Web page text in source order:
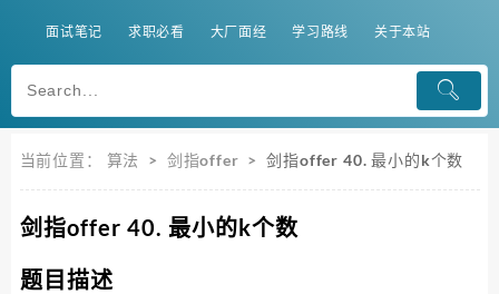
面试笔记 求职必看 大厂面经 学习路线 关于本站
当前位置： 算法 > 剑指offer >剑指offer 40. 最小的k个数
剑指offer 40. 最小的k个数
题目描述